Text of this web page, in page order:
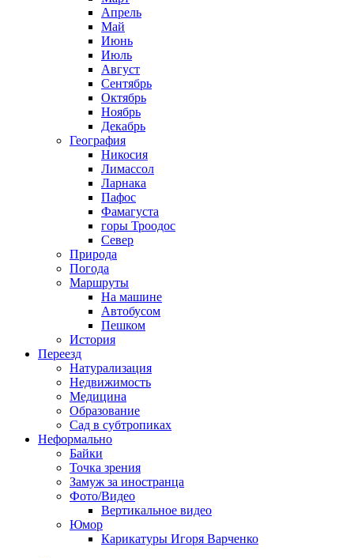
Апрель
Май
Июнь
Июль
Август
Сентябрь
Октябрь
Ноябрь
Декабрь
География
Никосия
Лимассол
Ларнака
Пафос
Фамагуста
горы Троодос
Север
Природа
Погода
Маршруты
На машине
Автобусом
Пешком
История
Переезд
Натурализация
Недвижимость
Медицина
Образование
Сад в субтропиках
Неформально
Байки
Точка зрения
Замуж за иностранца
Фото/Видео
Вертикальное видео
Юмор
Карикатуры Игоря Варченко